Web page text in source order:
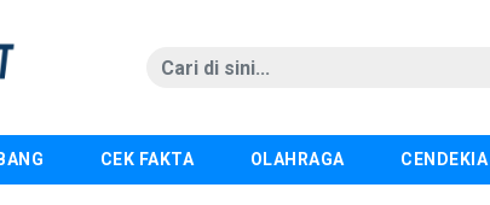
CEK FAKTA OLAHRAGA CENDEKIA